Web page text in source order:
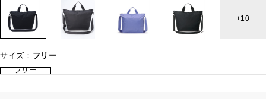
10
サイズ： フリー
フリー